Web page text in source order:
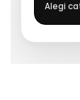
Alegi